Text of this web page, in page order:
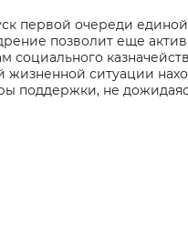
первой очереди единой
позволит еще
социального
жизненной ситуации
поддержки, не